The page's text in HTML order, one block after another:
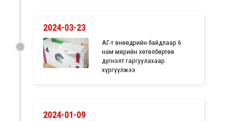
2024-03-23
ҮАГ-т өнөөдрийн байдлаар 6
нам мөрийн хөтөлбөртөө
дүгнэлт гаргуулахаар
хүргүүлжээ
2024-01-09